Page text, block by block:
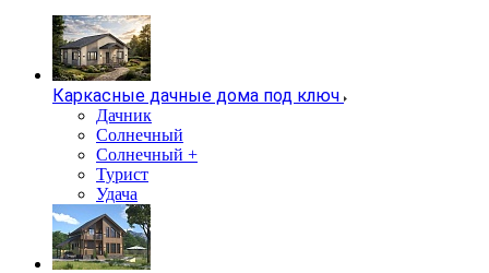
Каркасные дачные дома под ключ
Дачник
Солнечный
Солнечный +
Турист
Удача